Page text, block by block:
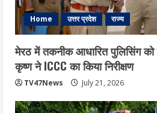
Home उत्तर प्रदेश राज्य
मेरठ में तकनीक आधारित पुलिसिंग को
कृष्ण ने ICCC का किया निरीक्षण
TV47News July 21, 2026